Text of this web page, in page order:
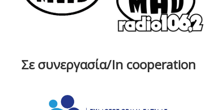
Σε συνεργασία/In cooperation